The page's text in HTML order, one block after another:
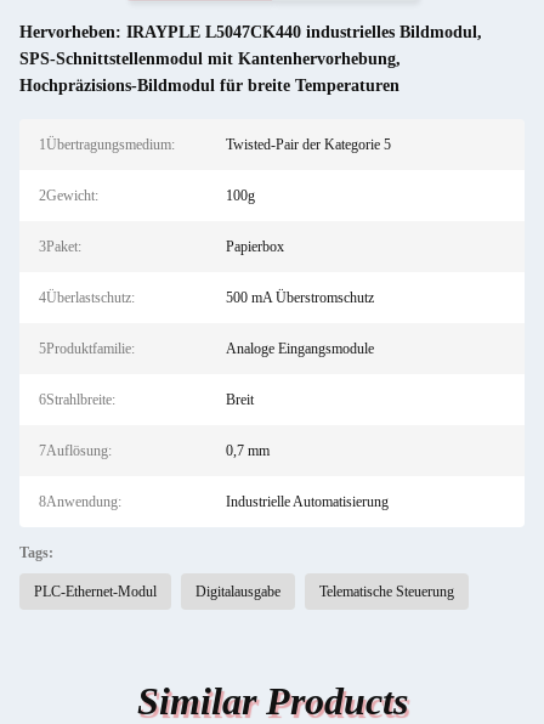
Hervorheben: IRAYPLE L5047CK440 industrielles Bildmodul,
SPS-Schnittstellenmodul mit Kantenhervorhebung,
Hochpräzisions-Bildmodul für breite Temperaturen
1Übertragungsmedium: Twisted-Pair der Kategorie 5
2Gewicht: 100g
3Paket: Papierbox
4Überlastschutz: 500 mA Überstromschutz
5Produktfamilie: Analoge Eingangsmodule
6Strahlbreite: Breit
7Auflösung: 0,7 mm
8Anwendung: Industrielle Automatisierung
Tags:
PLC-Ethernet-Modul Digitalausgabe Telematische Steuerung
Similar Products